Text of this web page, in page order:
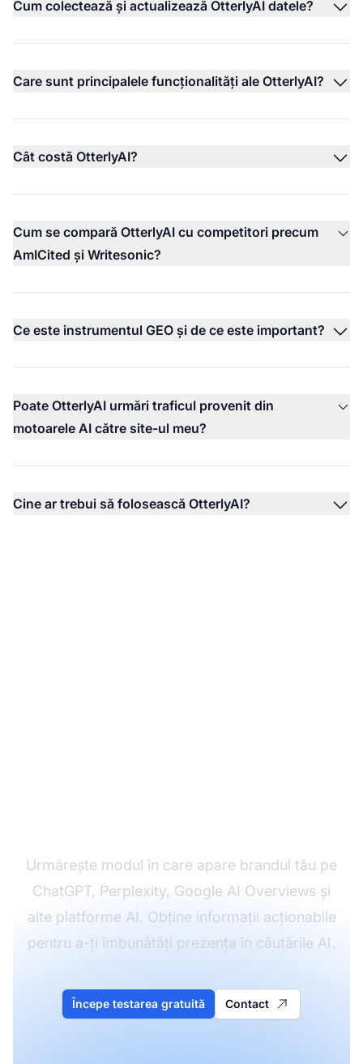
Cum colectează și actualizează OtterlyAI datele?
Care sunt principalele funcționalități ale OtterlyAI?
Cât costă OtterlyAI?
Cum se compară OtterlyAI cu competitori precum
AmICited și Writesonic?
Ce este instrumentul GEO și de ce este important?
Poate OtterlyAI urmări traficul provenit din
motoarele AI către site-ul meu?
Cine ar trebui să folosească OtterlyAI?
Urmărește modul în care apare brandul tău pe
ChatGPT, Perplexity, Google AI Overviews și
alte platforme AI. Obține informații acționabile
pentru a-ți îmbunătăți prezența în căutările AI.
Începe testarea gratuită Contact